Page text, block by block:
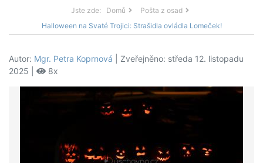
Jste zde: Domů
Pošta z osad
Halloween na Svaté Trojici: Strašidla ovládla Lomeček!
Autor: Mgr. Petra Koprnová | Zveřejněno: středa 12. listopadu
2025 |
8x